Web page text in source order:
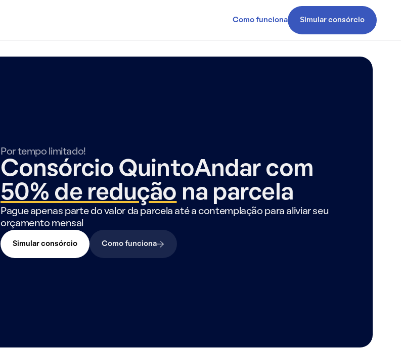
Como funciona Simular consórcio
Por tempo limitado!
Consórcio QuintoAndar com
50% de redução na parcela
Pague apenas parte do valor da parcela até a contemplação para aliviar seu
orçamento mensal
Simular consórcio Como funciona